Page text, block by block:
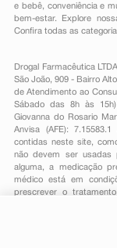
e bebê, conveniênciae
bem-estar. Explore
Confira todas as
Drogal Farmacêutica
São João, 909 - Bairro
de Atendimento ao
Sábado das 8h às
Giovanna do Rosario
Anvisa (AFE):
contidas neste site,
não devem ser usadas
alguma, a medicação
médico está em
prescrever o